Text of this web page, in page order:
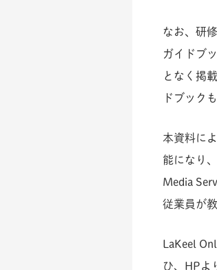
なお、研
ガイドブ
となく掲
ドブック
本資料に
能になり
Media
従業員が
LaKeel
ひ、HPよ